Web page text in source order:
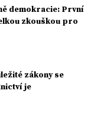
demokracie: První
zkouškou pro
zákony se
je